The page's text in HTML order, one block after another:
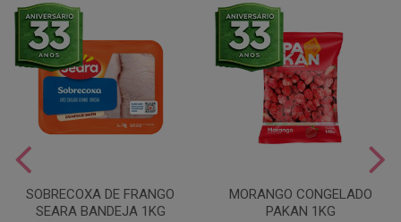
SOBRECOXA DE FRANGO
SEARA BANDEJA 1KG
MORANGO CONGELADO
PAKAN 1KG